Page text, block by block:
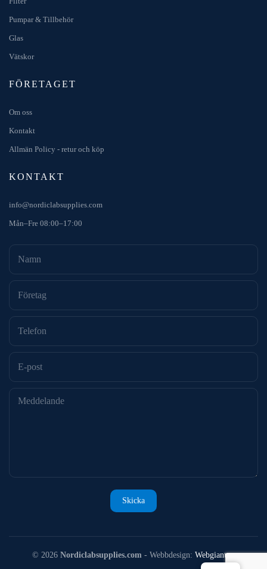
Pumpar & Tillbehör
Glas
Vätskor
FÖRETAGET
Om oss
Kontakt
Allmän Policy - retur och köp
KONTAKT
info@nordiclabsupplies.com
Mån–Fre 08:00–17:00
© 2026 Nordiclabsupplies.com- Webbdesign: Webgiant.se